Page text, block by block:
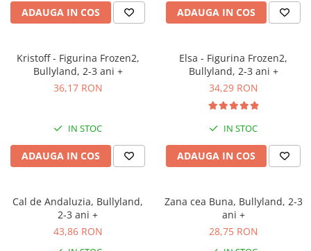
Jucării ȋndemânare
Roboti de jucarie
ADAUGA IN COS ADAUGA IN COS
Kristoff - Figurina Frozen2,
Bullyland, 2-3 ani +
36,17 RON
IN STOC
ADAUGA IN COS
Elsa - Figurina Frozen2,
Bullyland, 2-3 ani +
34,29 RON
IN STOC
ADAUGA IN COS
Cal de Andaluzia, Bullyland,
2-3 ani +
43,86 RON
Zana cea Buna, Bullyland, 2-3
ani +
28,75 RON